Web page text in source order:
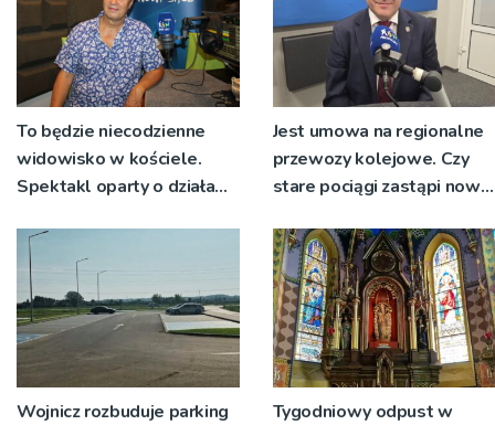
To będzie niecodzienne
widowisko w kościele.
Spektakl oparty o działa
Jest umowa na regionalne
przewozy kolejowe. Czy
stare pociągi zastąpi nowy
Wojnicz rozbuduje parking
Tygodniowy odpust w